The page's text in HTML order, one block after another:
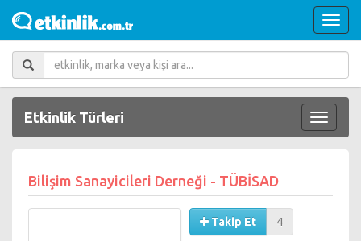
Etkinlik Türleri
Bilişim Sanayicileri Derneği - TÜBİSAD
Takip Et 4